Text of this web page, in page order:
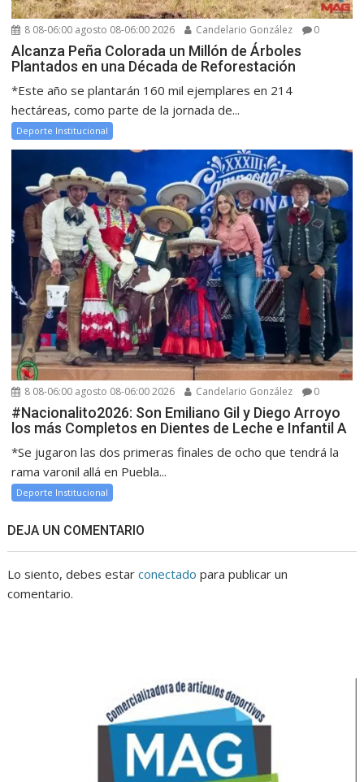
8 08-06:00 agosto 08-06:00 2026 Candelario González 0
Alcanza Peña Colorada un Millón de Árboles
Plantados en una Década de Reforestación
*Este año se plantarán 160 mil ejemplares en 214
hectáreas, como parte de la jornada de...
Deporte Institucional
8 08-06:00 agosto 08-06:00 2026 Candelario González 0
#Nacionalito2026: Son Emiliano Gil y Diego Arroyo
los más Completos en Dientes de Leche e Infantil A
*Se jugaron las dos primeras finales de ocho que tendrá la
rama varonil allá en Puebla...
Deporte Institucional
DEJA UN COMENTARIO
Lo siento, debes estarconectado para publicar un
comentario.